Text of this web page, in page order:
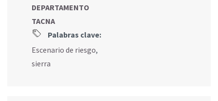
DEPARTAMENTO
TACNA
Palabras clave:
Escenario de riesgo,
sierra